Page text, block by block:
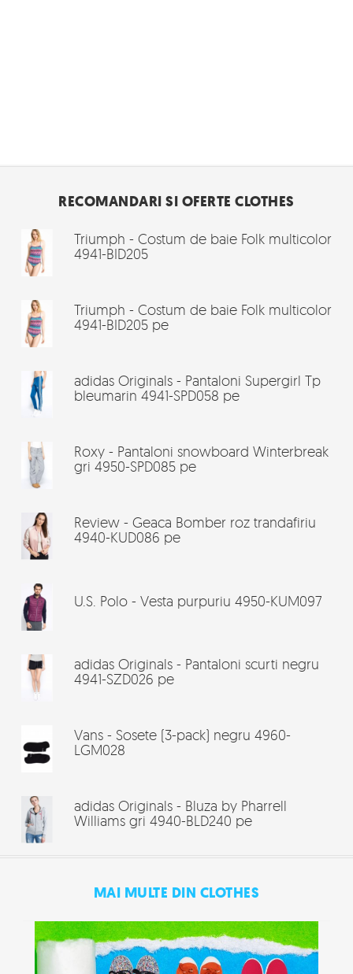
RECOMANDARI SI OFERTE CLOTHES
Triumph - Costum de baie Folk multicolor
4941-BID205
Triumph - Costum de baie Folk multicolor
4941-BID205 pe
adidas Originals - Pantaloni Supergirl Tp
bleumarin 4941-SPD058 pe
Roxy - Pantaloni snowboard Winterbreak
gri 4950-SPD085 pe
Review - Geaca Bomber roz trandafiriu
4940-KUD086 pe
U.S. Polo - Vesta purpuriu 4950-KUM097
adidas Originals - Pantaloni scurti negru
4941-SZD026 pe
Vans - Sosete (3-pack) negru 4960-
LGM028
adidas Originals - Bluza by Pharrell
Williams gri 4940-BLD240 pe
MAI MULTE DIN CLOTHES